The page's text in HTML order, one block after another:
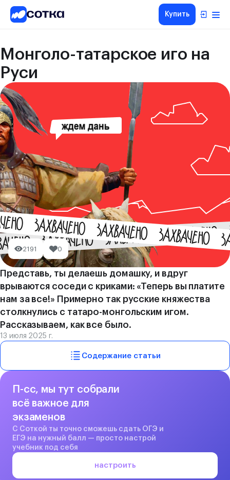
Купить
Монголо-татарское иго на
Руси
2191 0
Представь, ты делаешь домашку, и вдруг
врываются соседи с криками: «Теперь вы платите
нам за все!» Примерно так русские княжества
столкнулись с татаро-монгольским игом.
Рассказываем, как все было.
13 июля 2025 г.
Содержание статьи
П-сс, мы тут собрали
всё важное для
экзаменов
С Соткой ты точно сможешь сдать ОГЭ и
ЕГЭ на нужный балл — просто настрой
учебник под себя
настроить